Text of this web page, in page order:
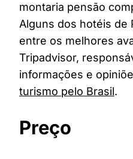
montaria pensão
Alguns dos hotéis de
entre os melhores
Tripadvisor,
informações e
turismo pelo Brasil.
Preço